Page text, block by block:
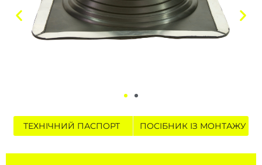
ТЕХНІЧНИЙ ПАСПОРТ ПОСІБНИК ІЗ МОНТАЖУ